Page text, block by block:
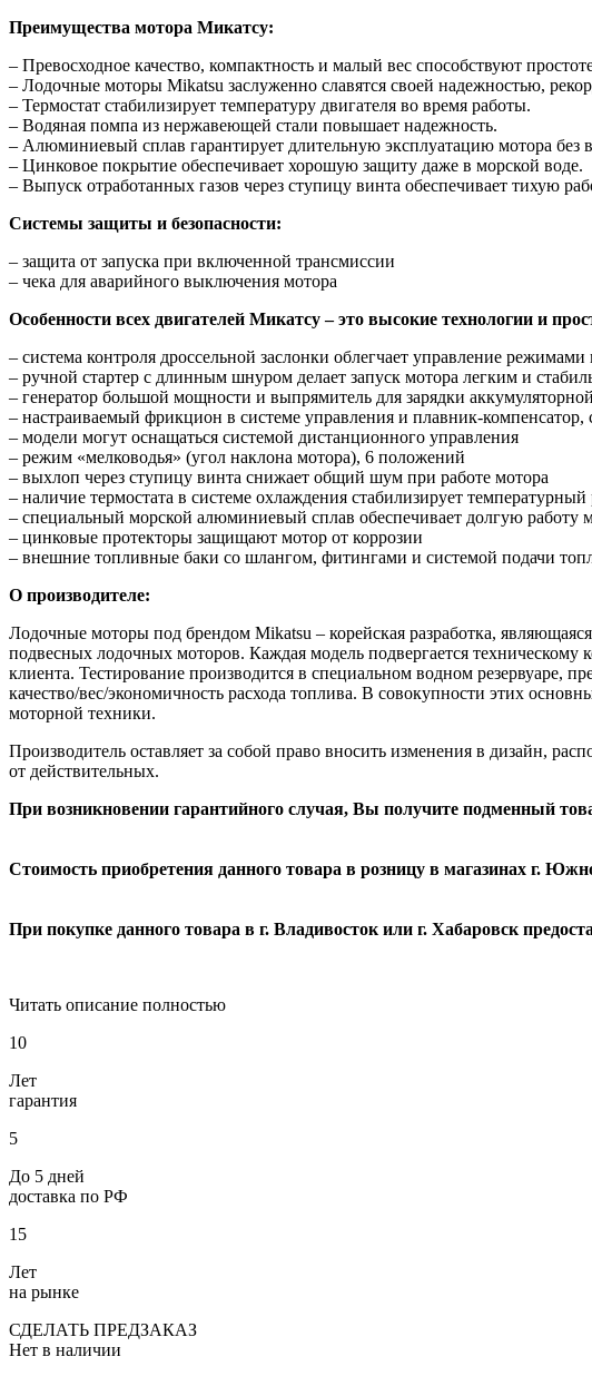
Преимущества мотора Микатсу:
– Превосходное качество, компактность и малый вес способствуют
– Лодочные моторы Mikatsu заслуженно славятся своей надежностью,
– Термостат стабилизирует температуру двигателя во время работы.
– Водяная помпа из нержавеющей стали повышает надежность.
– Алюминиевый сплав гарантирует длительную эксплуатацию мотора без
– Цинковое покрытие обеспечивает хорошую защиту даже в морской воде.
– Выпуск отработанных газов через ступицу винта обеспечивает тихую
Системы защиты и безопасности:
– защита от запуска при включенной трансмиссии
– чека для аварийного выключения мотора
Особенности всех двигателей Микатсу – это высокие технологии и
– система контроля дроссельной заслонки облегчает управление режимами
– ручной стартер с длинным шнуром делает запуск мотора легким и
– генератор большой мощности и выпрямитель для зарядки
– настраиваемый фрикцион в системе управления и плавник-
– модели могут оснащаться системой дистанционного управления
– режим «мелководья» (угол наклона мотора), 6 положений
– выхлоп через ступицу винта снижает общий шум при работе мотора
– наличие термостата в системе охлаждения стабилизирует
– специальный морской алюминиевый сплав обеспечивает долгую работу
– цинковые протекторы защищают мотор от коррозии
– внешние топливные баки со шлангом, фитингами и системой подачи
О производителе:
Лодочные моторы под брендом Mikatsu – корейская разработка,
подвесных лодочных моторов. Каждая модель подвергается техническому
клиента. Тестирование производится в специальном водном резервуаре,
качество/вес/экономичность расхода топлива. В совокупности этих
моторной техники.
Производитель оставляет за собой право вносить изменения в дизайн,
от действительных.
При возникновении гарантийного случая, Вы получите подменный
Стоимость приобретения данного товара в розницу в магазинах г.
При покупке данного товара в г. Владивосток или г. Хабаровск
Читать описание полностью
10
Лет
гарантия
5
До 5 дней
доставка по РФ
15
Лет
на рынке
СДЕЛАТЬ ПРЕДЗАКАЗ
Нет в наличии